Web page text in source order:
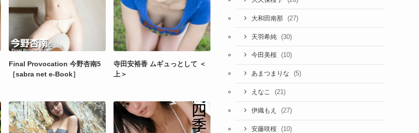
Final Provocation 今野杏南5
［sabra net e-Book］
寺田安裕香 ムギュっとして ＜
上＞
大和田南那 (27)
天羽希純 (30)
今田美桜 (10)
あまつまりな (5)
えなこ (21)
伊織もえ (27)
安藤咲桜 (10)